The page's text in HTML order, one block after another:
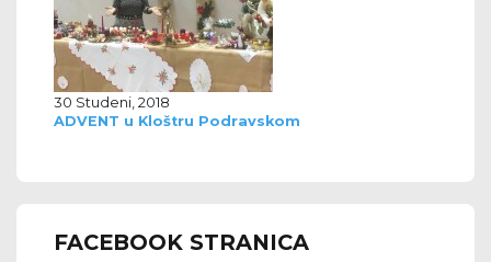
30 Studeni, 2018
ADVENT u Kloštru Podravskom
FACEBOOK STRANICA